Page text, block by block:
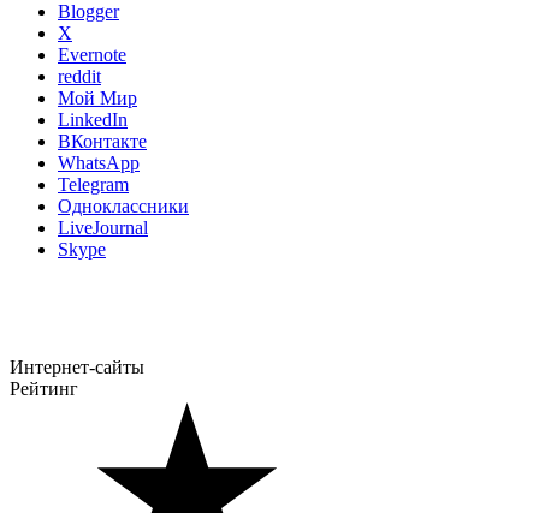
Blogger
X
Evernote
reddit
Мой Мир
LinkedIn
ВКонтакте
WhatsApp
Telegram
Одноклассники
LiveJournal
Skype
Интернет-сайты
Рейтинг